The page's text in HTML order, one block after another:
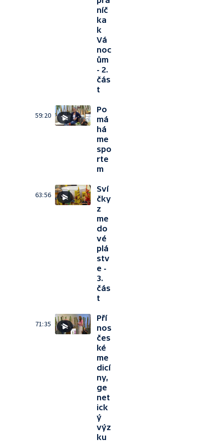
níč
ka
k
Vá
noc
ům
- 2.
čás
t
59:20
Po
má
há
me
spo
rte
m
63:56
Sví
čky
z
me
do
vé
plá
stv
e -
3.
čás
t
71:35
Pří
nos
čes
ké
me
dicí
ny,
ge
net
ick
ý
výz
ku